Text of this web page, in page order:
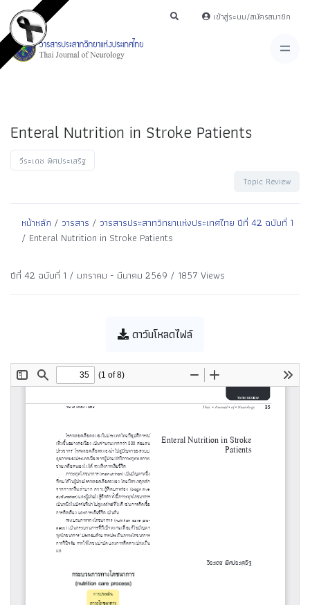
เข้าสู่ระบบ/สมัครสมาชิก
Enteral Nutrition in Stroke Patients
วีระเดช พิศประเสริฐ
Topic Review
หน้าหลัก / วารสาร / วารสารประสาทวิทยาแห่งประเทศไทย ปีที่ 42 ฉบับที่ 1
/ Enteral Nutrition in Stroke Patients
ปีที่ 42 ฉบับที่ 1 / มกราคม - มีนาคม 2569 / 1857 Views
ดาว์นโหลดไฟล์